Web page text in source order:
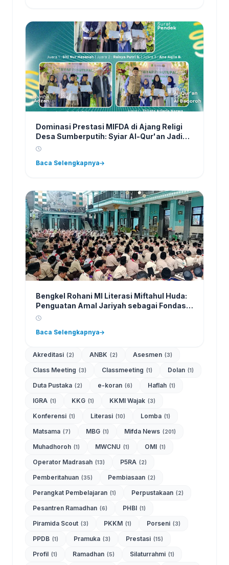
Dominasi Prestasi MIFDA di Ajang Religi
Desa Sumberputih: Syiar Al-Qur'an Jadi
Prioritas
Baca Selengkapnya
Bengkel Rohani MI Literasi Miftahul Huda:
Penguatan Amal Jariyah sebagai Fondasi
Karakter Siswa
Baca Selengkapnya
Akreditasi (2) ANBK (2) Asesmen (3)
Class Meeting (3) Classmeeting (1) Dolan (1)
Duta Pustaka (2) e-koran (6) Haflah (1)
IGRA (1) KKG (1) KKMI Wajak (3)
Konferensi (1) Literasi (10) Lomba (1)
Matsama (7) MBG (1) Mifda News (201)
Muhadhoroh (1) MWCNU (1) OMI (1)
Operator Madrasah (13) P5RA (2)
Pemberitahuan (35) Pembiasaan (2)
Perangkat Pembelajaran (1) Perpustakaan (2)
Pesantren Ramadhan (6) PHBI (1)
Piramida Scout (3) PKKM (1) Porseni (3)
PPDB (1) Pramuka (3) Prestasi (15)
Profil (1) Ramadhan (5) Silaturrahmi (1)